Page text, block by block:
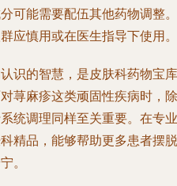
可能需要配伍其他药物调整。
应慎用或在医生指导下使用。
识的智慧，是皮肤科药物宝库
荨麻疹这类顽固性疾病时，除
统调理同样至关重要。在专业
精品，能够帮助更多患者摆脱
。